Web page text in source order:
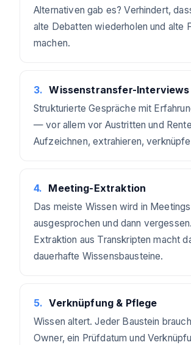
Alternativen gab es? Verhindert,
alte Debatten wiederholen und alte
machen.
3. Wissenstransfer-Interviews
Strukturierte Gespräche mit
— vor allem vor Austritten und
Aufzeichnen, extrahieren,
4. Meeting-Extraktion
Das meiste Wissen wird in Meetings
ausgesprochen und dann
Extraktion aus Transkripten macht
dauerhafte Wissensbausteine.
5. Verknüpfung & Pflege
Wissen altert. Jeder Baustein
Owner, ein Prüfdatum und